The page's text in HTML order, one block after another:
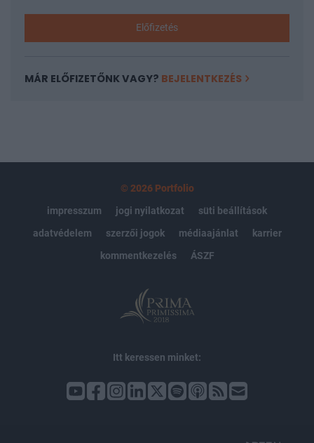
Előfizetés
MÁR ELŐFIZETŐNK VAGY? BEJELENTKEZÉS
© 2026 Portfolio
impresszum
jogi nyilatkozat
süti beállítások
adatvédelem
szerzői jogok médiaajánlat
karrier
kommentkezelés
ÁSZF
Itt keressen minket: